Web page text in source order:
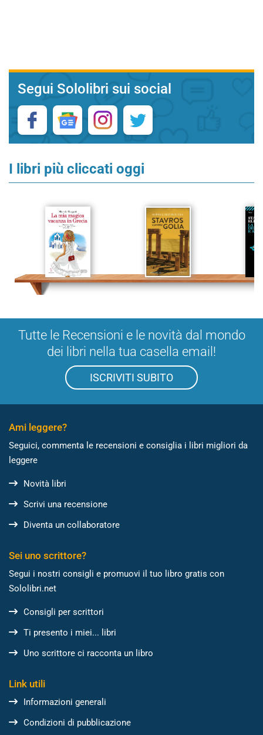
Segui Sololibri sui social
I libri più cliccati oggi
Tutte le Recensioni e le novità dal mondo
dei libri nella tua casella email!
ISCRIVITI SUBITO
Ami leggere?
Seguici, commenta le recensioni e consiglia i libri migliori da
leggere
Novità libri
Scrivi una recensione
Diventa un collaboratore
Sei uno scrittore?
Segui i nostri consigli e promuovi il tuo libro gratis con
Sololibri.net
Consigli per scrittori
Ti presento i miei... libri
Uno scrittore ci racconta un libro
Link utili
Informazioni generali
Condizioni di pubblicazione